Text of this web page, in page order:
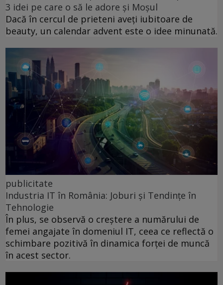
3 idei pe care o să le adore și Moșul
Dacă în cercul de prieteni aveți iubitoare de
beauty, un calendar advent este o idee minunată.
publicitate
Industria IT în România: Joburi și Tendințe în
Tehnologie
În plus, se observă o creștere a numărului de
femei angajate în domeniul IT, ceea ce reflectă o
schimbare pozitivă în dinamica forței de muncă
în acest sector.